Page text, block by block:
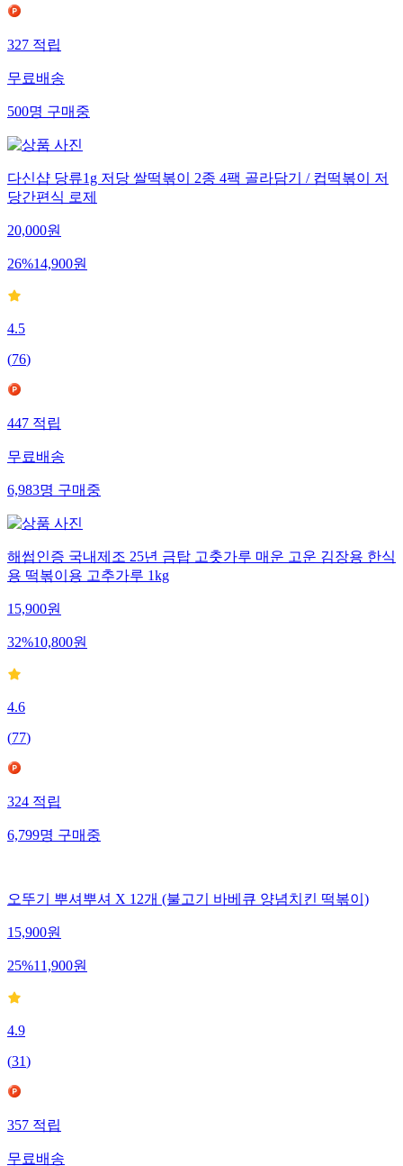
327 적립
무료배송
500명 구매중
다신샵 당류1g 저당 쌀떡볶이 2종 4팩 골라담기 / 컵떡볶이 저
당간편식 로제
20,000원
26%14,900원
4.5
(76)
447 적립
무료배송
6,983명 구매중
해썹인증 국내제조 25년 금탑 고춧가루 매운 고운 김장용 한식
용 떡볶이용 고추가루 1kg
15,900원
32%10,800원
4.6
(77)
324 적립
6,799명 구매중
오뚜기 뿌셔뿌셔 X 12개 (불고기 바베큐 양념치킨 떡볶이)
15,900원
25%11,900원
4.9
(31)
357적립
무료배송